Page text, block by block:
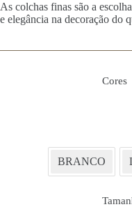
As colchas finas são a
e elegância na decoração do
Cores
BRANCO